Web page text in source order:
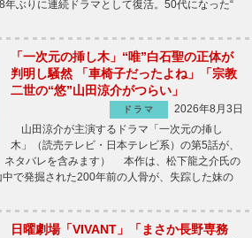
年ぶりに連続ドラマとして復活。50代になった“
「一次元の挿し木」“唯”白石聖の正体が
判明し騒然 「車椅子だったよね」「宗教
二世の“悠”山田涼介がつらい」
ドラマ
2026年8月3日
山田涼介が主演するドラマ「一次元の挿し
木」（読売テレビ・日本テレビ系）の第5話が、
ネタバレを含みます） 本作は、松下龍之介氏の
で発掘された200年前の人骨が、失踪した妹の
日曜劇場「VIVANT」「まさか長野専務